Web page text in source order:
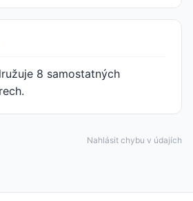
8 samostatných
Nahlásit chybu v údajích